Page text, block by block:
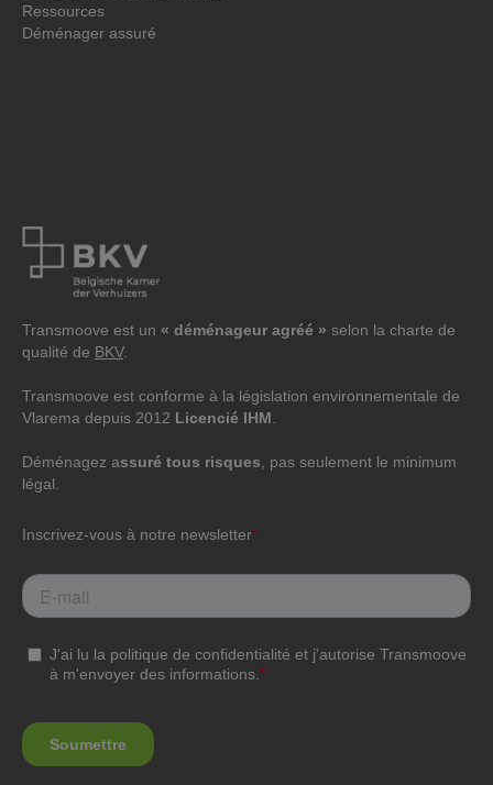
Ressources
Déménager assuré
Transmoove est un « déménageur agréé » selon la charte de
qualité de BKV.
Transmoove est conforme à la législation environnementale de
Vlarema depuis 2012 Licencié IHM.
Déménagez assuré tous risques, pas seulement le minimum
légal.